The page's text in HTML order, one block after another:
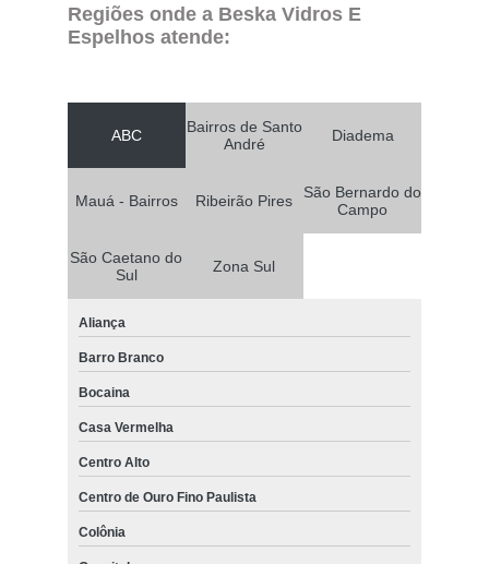
Regiões onde a Beska Vidros E
Espelhos atende:
ABC
Bairros de Santo
André
Diadema
Mauá - Bairros Ribeirão Pires
São Bernardo do
Campo
São Caetano do
Sul
Zona Sul
Aliança
Barro Branco
Bocaina
Casa Vermelha
Centro Alto
Centro de Ouro Fino Paulista
Colônia